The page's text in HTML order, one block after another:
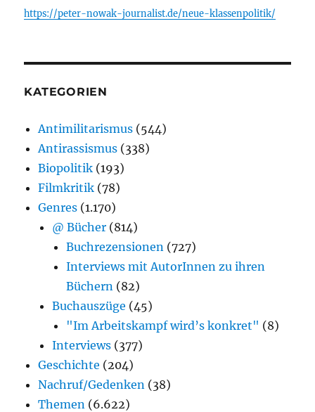
https://peter-nowak-journalist.de/neue-klassenpolitik/
KATEGORIEN
Antimilitarismus (544)
Antirassismus (338)
Biopolitik (193)
Filmkritik (78)
Genres (1.170)
@ Bücher (814)
Buchrezensionen (727)
Interviews mit AutorInnen zu ihren
Büchern (82)
Buchauszüge (45)
"Im Arbeitskampf wird’s konkret" (8)
Interviews (377)
Geschichte (204)
Nachruf/Gedenken (38)
Themen (6.622)